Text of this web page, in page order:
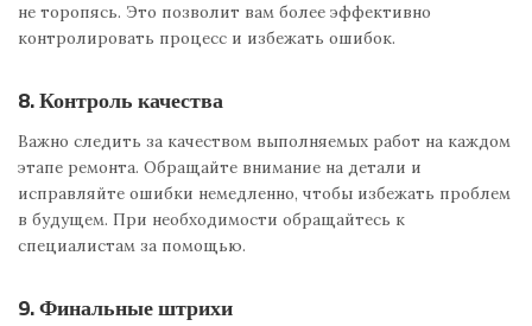
не торопясь. Это позволит вам более эффективно
контролировать процесс и избежать ошибок.
8. Контроль качества
Важно следить за качеством выполняемых работ на каждом
этапе ремонта. Обращайте внимание на детали и
исправляйте ошибки немедленно, чтобы избежать проблем
в будущем. При необходимости обращайтесь к
специалистам за помощью.
9. Финальные штрихи